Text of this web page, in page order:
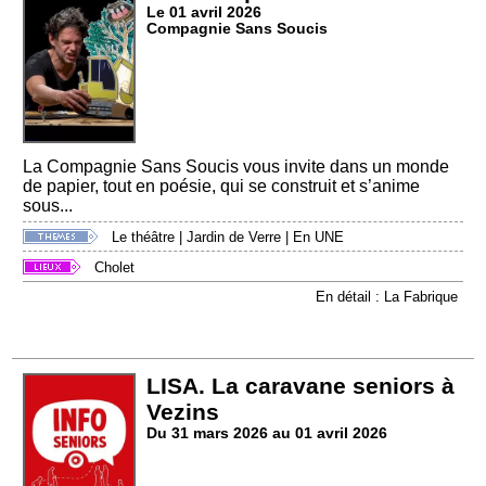
Le 01 avril 2026
Compagnie Sans Soucis
La Compagnie Sans Soucis vous invite dans un monde
de papier, tout en poésie, qui se construit et s’anime
sous...
Le théâtre |Jardin de Verre
En UNE
Cholet
En détail : La Fabrique
LISA. La caravane seniors à
Vezins
Du 31 mars 2026 au 01 avril 2026